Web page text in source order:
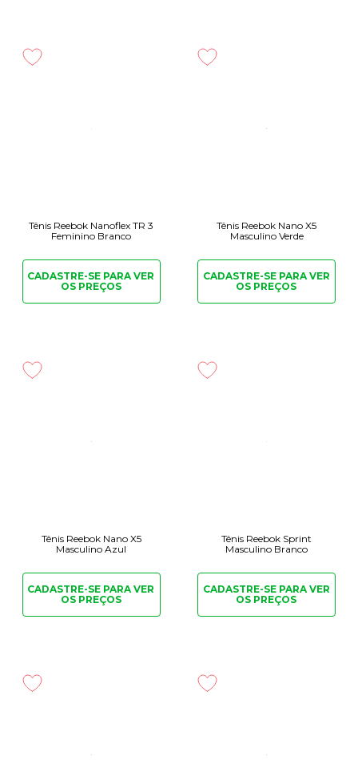
Tênis Reebok Nanoflex TR 3
Feminino Branco
CADASTRE-SE PARAVER
OS PREÇOS
Tênis Reebok Nano X5
Masculino Verde
CADASTRE-SE PARAVER
OS PREÇOS
Tênis Reebok Nano X5
Masculino Azul
CADASTRE-SE PARAVER
OS PREÇOS
Tênis Reebok Sprint
Masculino Branco
CADASTRE-SE PARAVER
OS PREÇOS